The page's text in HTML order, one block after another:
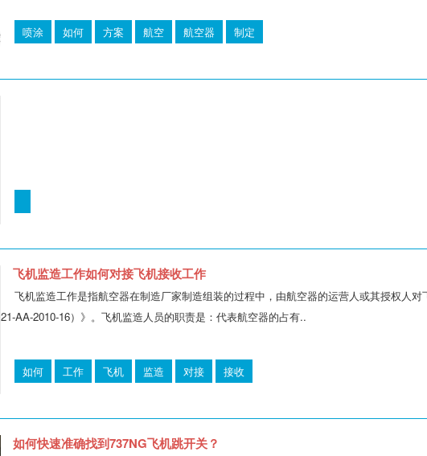
喷涂 如何 方案 航空 航空器 制定
飞机监造工作如何对接飞机接收工作
飞机监造工作是指航空器在制造厂家制造组装的过程中，由航空器的运营人或其授权
21-AA-2010-16）》。飞机监造人员的职责是：代表航空器的占有..
如何 工作 飞机 监造 对接 接收
如何快速准确找到737NG飞机跳开关？